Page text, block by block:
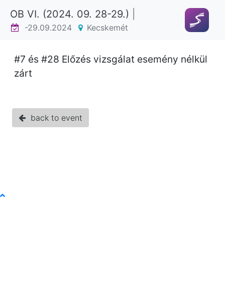
OB VI. (2024. 09. 28-29.)
-29.09.2024 Kecskemét
#7 és #28 Előzés vizsgálat esemény nélkül
zárt
back to event